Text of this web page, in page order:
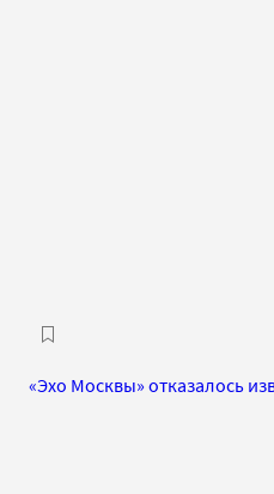
«Эхо Москвы» отказалось